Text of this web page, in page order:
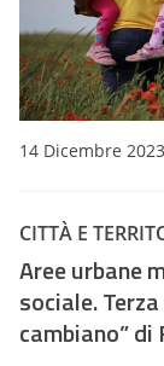
14 Dicembre 2023
CITTÀ E
Aree urbane
sociale.
cambiano” di